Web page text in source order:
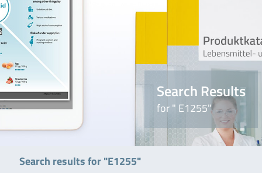
Search Results
for " E1255"
Search results for "E1255"